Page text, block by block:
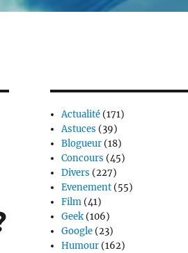
Actualité (171)
Astuces (39)
Blogueur (18)
Concours (45)
Divers (227)
Evenement (55)
Film (41)
Geek (106)
Google (23)
Humour (162)